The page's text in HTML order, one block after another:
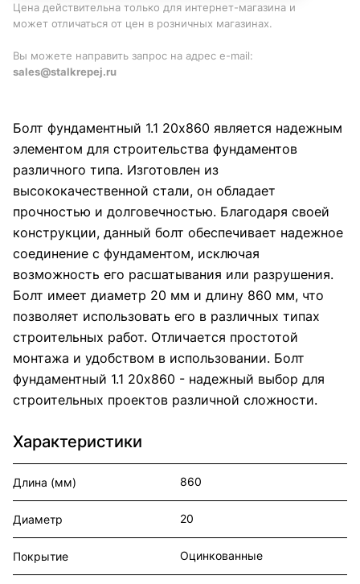
Цена действительна только для интернет-магазина и
может отличаться от цен в розничных магазинах.
Вы можете направить запрос на адрес e-mail:
sales@stalkrepej.ru
Болт фундаментный 1.1 20х860 является надежным
элементом для строительства фундаментов
различного типа. Изготовлен из
высококачественной стали, он обладает
прочностью и долговечностью. Благодаря своей
конструкции, данный болт обеспечивает надежное
соединение с фундаментом, исключая
возможность его расшатывания или разрушения.
Болт имеет диаметр 20 мм и длину 860 мм, что
позволяет использовать его в различных типах
строительных работ. Отличается простотой
монтажа и удобством в использовании. Болт
фундаментный 1.1 20х860 - надежный выбор для
строительных проектов различной сложности.
Характеристики
Длина (мм) 860
Диаметр 20
Покрытие Оцинкованные